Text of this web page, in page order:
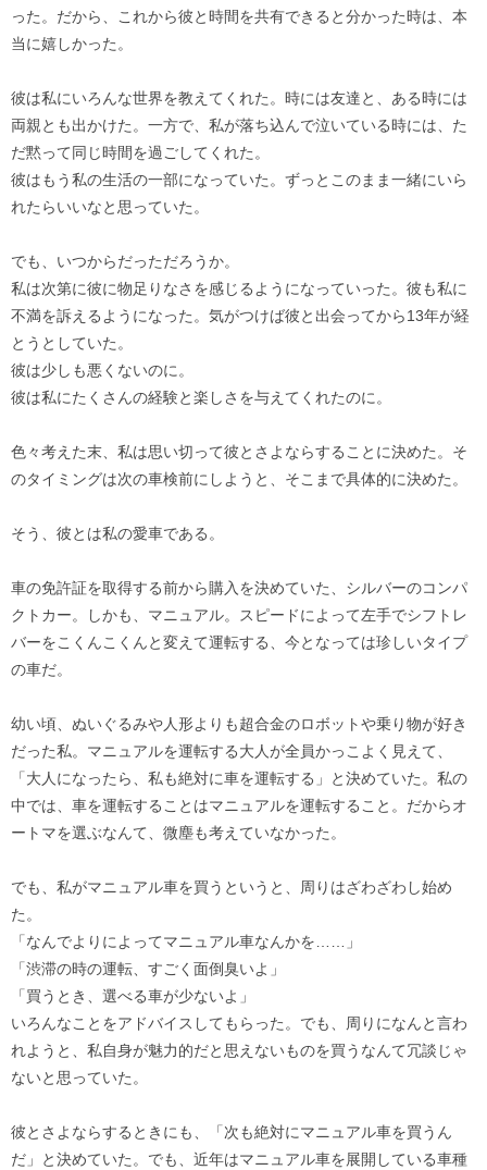
った。だから、これから彼と時間を共有できると分かった時は、本
当に嬉しかった。
彼は私にいろんな世界を教えてくれた。時には友達と、ある時には
両親とも出かけた。一方で、私が落ち込んで泣いている時には、た
だ黙って同じ時間を過ごしてくれた。
彼はもう私の生活の一部になっていた。ずっとこのまま一緒にいら
れたらいいなと思っていた。
でも、いつからだっただろうか。
私は次第に彼に物足りなさを感じるようになっていった。彼も私に
不満を訴えるようになった。気がつけば彼と出会ってから13年が経
とうとしていた。
彼は少しも悪くないのに。
彼は私にたくさんの経験と楽しさを与えてくれたのに。
色々考えた末、私は思い切って彼とさよならすることに決めた。そ
のタイミングは次の車検前にしようと、そこまで具体的に決めた。
そう、彼とは私の愛車である。
車の免許証を取得する前から購入を決めていた、シルバーのコンパ
クトカー。しかも、マニュアル。スピードによって左手でシフトレ
バーをこくんこくんと変えて運転する、今となっては珍しいタイプ
の車だ。
幼い頃、ぬいぐるみや人形よりも超合金のロボットや乗り物が好き
だった私。マニュアルを運転する大人が全員かっこよく見えて、
「大人になったら、私も絶対に車を運転する」と決めていた。私の
中では、車を運転することはマニュアルを運転すること。だからオ
ートマを選ぶなんて、微塵も考えていなかった。
でも、私がマニュアル車を買うというと、周りはざわざわし始め
た。
「なんでよりによってマニュアル車なんかを……」
「渋滞の時の運転、すごく面倒臭いよ」
「買うとき、選べる車が少ないよ」
いろんなことをアドバイスしてもらった。でも、周りになんと言わ
れようと、私自身が魅力的だと思えないものを買うなんて冗談じゃ
ないと思っていた。
彼とさよならするときにも、「次も絶対にマニュアル車を買うん
だ」と決めていた。でも、近年はマニュアル車を展開している車種